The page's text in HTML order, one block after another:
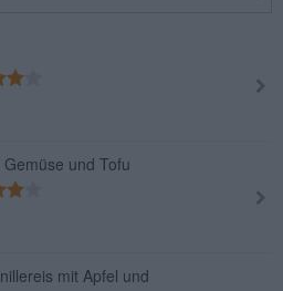
und Tofu
mit Apfel und